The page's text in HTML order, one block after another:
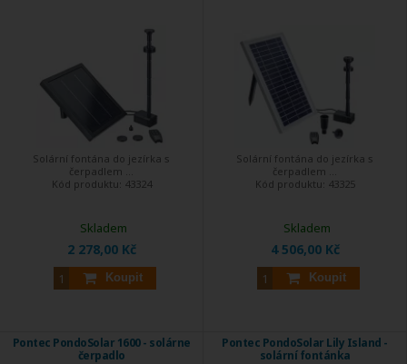
Solární fontána do jezírka s
čerpadlem ...
Kód produktu: 43324
2 278,00 Kč
Koupit
Skladem
Solární fontána do jezírka s
čerpadlem ...
Kód produktu: 43325
4 506,00 Kč
Koupit
Skladem
Pontec PondoSolar 1600 - solárne
čerpadlo
Pontec PondoSolar Lily Island -
solární fontánka